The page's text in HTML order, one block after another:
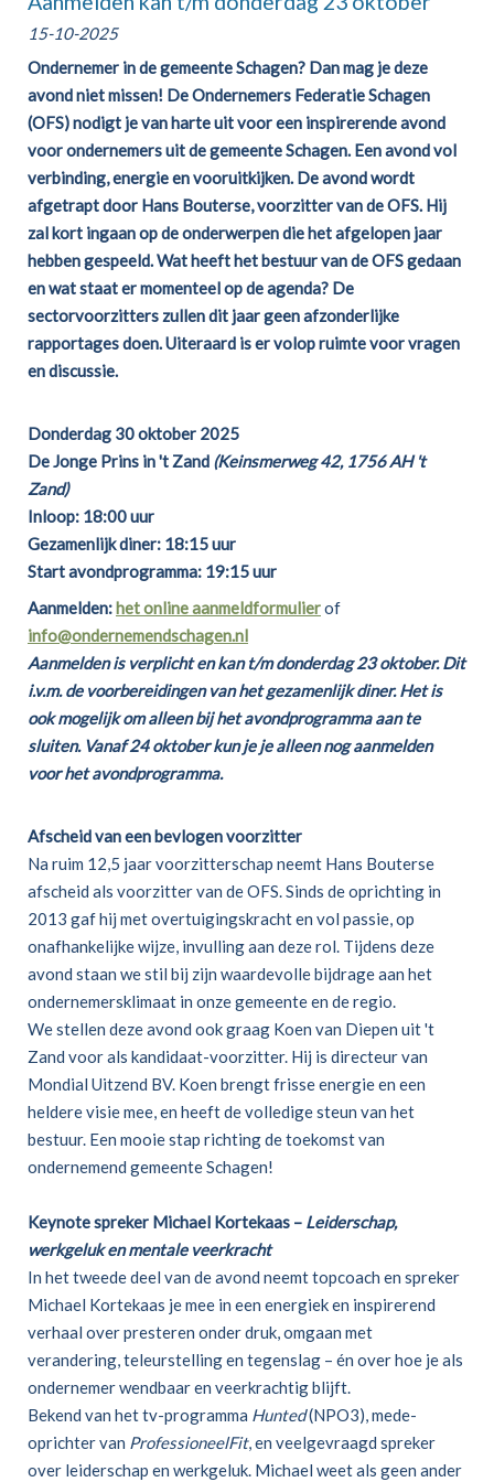
15-10-2025
Ondernemer in de gemeente Schagen? Dan mag je deze
avond niet missen! De Ondernemers Federatie Schagen
(OFS) nodigt je van harte uit voor een inspirerende avond
voor ondernemers uit de gemeente Schagen. Een avond vol
verbinding, energie en vooruitkijken. De avond wordt
afgetrapt door Hans Bouterse, voorzitter van de OFS. Hij
zal kort ingaan op de onderwerpen die het afgelopen jaar
hebben gespeeld. Wat heeft het bestuur van de OFS gedaan
en wat staat er momenteel op de agenda? De
sectorvoorzitters zullen dit jaar geen afzonderlijke
rapportages doen. Uiteraard is er volop ruimte voor vragen
en discussie.
Donderdag 30 oktober 2025
De Jonge Prins in 't Zand (Keinsmerweg 42, 1756 AH 't
Zand)
Inloop: 18:00 uur
Gezamenlijk diner: 18:15 uur
Start avondprogramma: 19:15 uur
Aanmelden:het online aanmeldformulierof
info@ondernemendschagen.nl
Aanmelden is verplicht en kan t/m donderdag 23 oktober. Dit
i.v.m. de voorbereidingen van het gezamenlijk diner. Het is
ook mogelijk om alleen bij het avondprogramma aan te
sluiten. Vanaf 24 oktober kun je je alleen nog aanmelden
voor het avondprogramma.
Afscheid van een bevlogen voorzitter
Na ruim 12,5 jaar voorzitterschap neemt Hans Bouterse
afscheid als voorzitter van de OFS. Sinds de oprichting in
2013 gaf hij met overtuigingskracht en vol passie, op
onafhankelijke wijze, invulling aan deze rol. Tijdens deze
avond staan we stil bij zijn waardevolle bijdrage aan het
ondernemersklimaat in onze gemeente en de regio.
We stellen deze avond ook graag Koen van Diepen uit 't
Zand voor als kandidaat-voorzitter. Hij is directeur van
Mondial Uitzend BV. Koen brengt frisse energie en een
heldere visie mee, en heeft de volledige steun van het
bestuur. Een mooie stap richting de toekomst van
ondernemend gemeente Schagen!
Keynote spreker Michael Kortekaas – Leiderschap,
werkgeluk en mentale veerkracht
In het tweede deel van de avond neemt topcoach en spreker
Michael Kortekaas je mee in een energiek en inspirerend
verhaal over presteren onder druk, omgaan met
verandering, teleurstelling en tegenslag – én over hoe je als
ondernemer wendbaar en veerkrachtig blijft.
Bekend van het tv-programma Hunted(NPO3), mede-
oprichter van ProfessioneelFit, en veelgevraagd spreker
over leiderschap en werkgeluk. Michael weet als geen ander